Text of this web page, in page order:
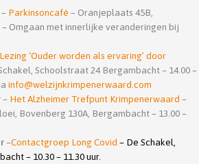
– Parkinsoncafé – Oranjeplaats 45B,
– Omgaan met innerlijke veranderingen bij
Lezing ‘Ouder worden als ervaring’ door
Schoolstraat 24 Bergambacht – 14.00 –
info@welzijnkrimpenerwaard.com
– Het Alzheimer Trefpunt Krimpenerwaard –
Bovenberg 130A, Bergambacht – 13.00 –
–Contactgroep Long Covid – De Schakel,
– 10.30 – 11.30 uur.